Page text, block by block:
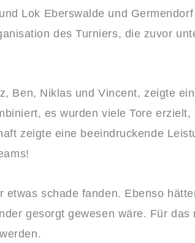
Lok Eberswalde und
des Turniers, die zuvor
Ben, Niklas undVincent, zeigte
es wurden viele Tore erzielt,
zeigte eine beeindruckende
schade fanden. Ebenso
gesorgt gewesen wäre. Für das